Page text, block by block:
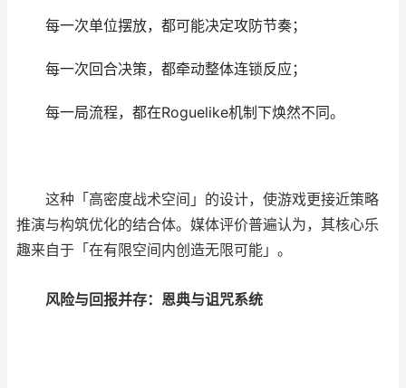
每一次单位摆放，都可能决定攻防节奏；
每一次回合决策，都牵动整体连锁反应；
每一局流程，都在Roguelike机制下焕然不同。
这种「高密度战术空间」的设计，使游戏更接近策略
推演与构筑优化的结合体。媒体评价普遍认为，其核心乐
趣来自于「在有限空间内创造无限可能」。
风险与回报并存：恩典与诅咒系统